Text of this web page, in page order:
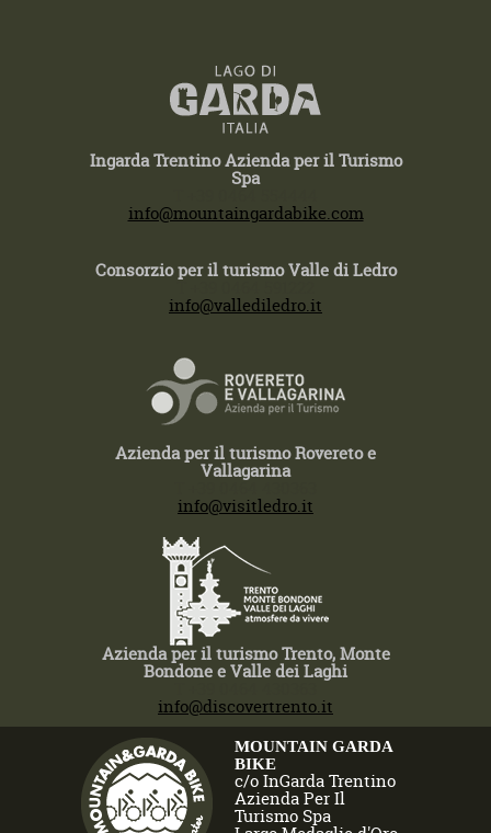
Ingarda Trentino Azienda per il Turismo
Spa
info@mountaingardabike.com
Consorzio per il turismo Valle di Ledro
info@vallediledro.it
Azienda per il turismo Rovereto e
Vallagarina
info@visitledro.it
Azienda per il turismo Trento, Monte
Bondone e Valle dei Laghi
info@discovertrento.it
MOUNTAIN GARDA
BIKE
c/o InGarda Trentino
Azienda Per Il
Turismo Spa